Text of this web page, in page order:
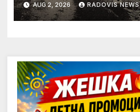
AUG 2, 2026 RADOVIS NEWS